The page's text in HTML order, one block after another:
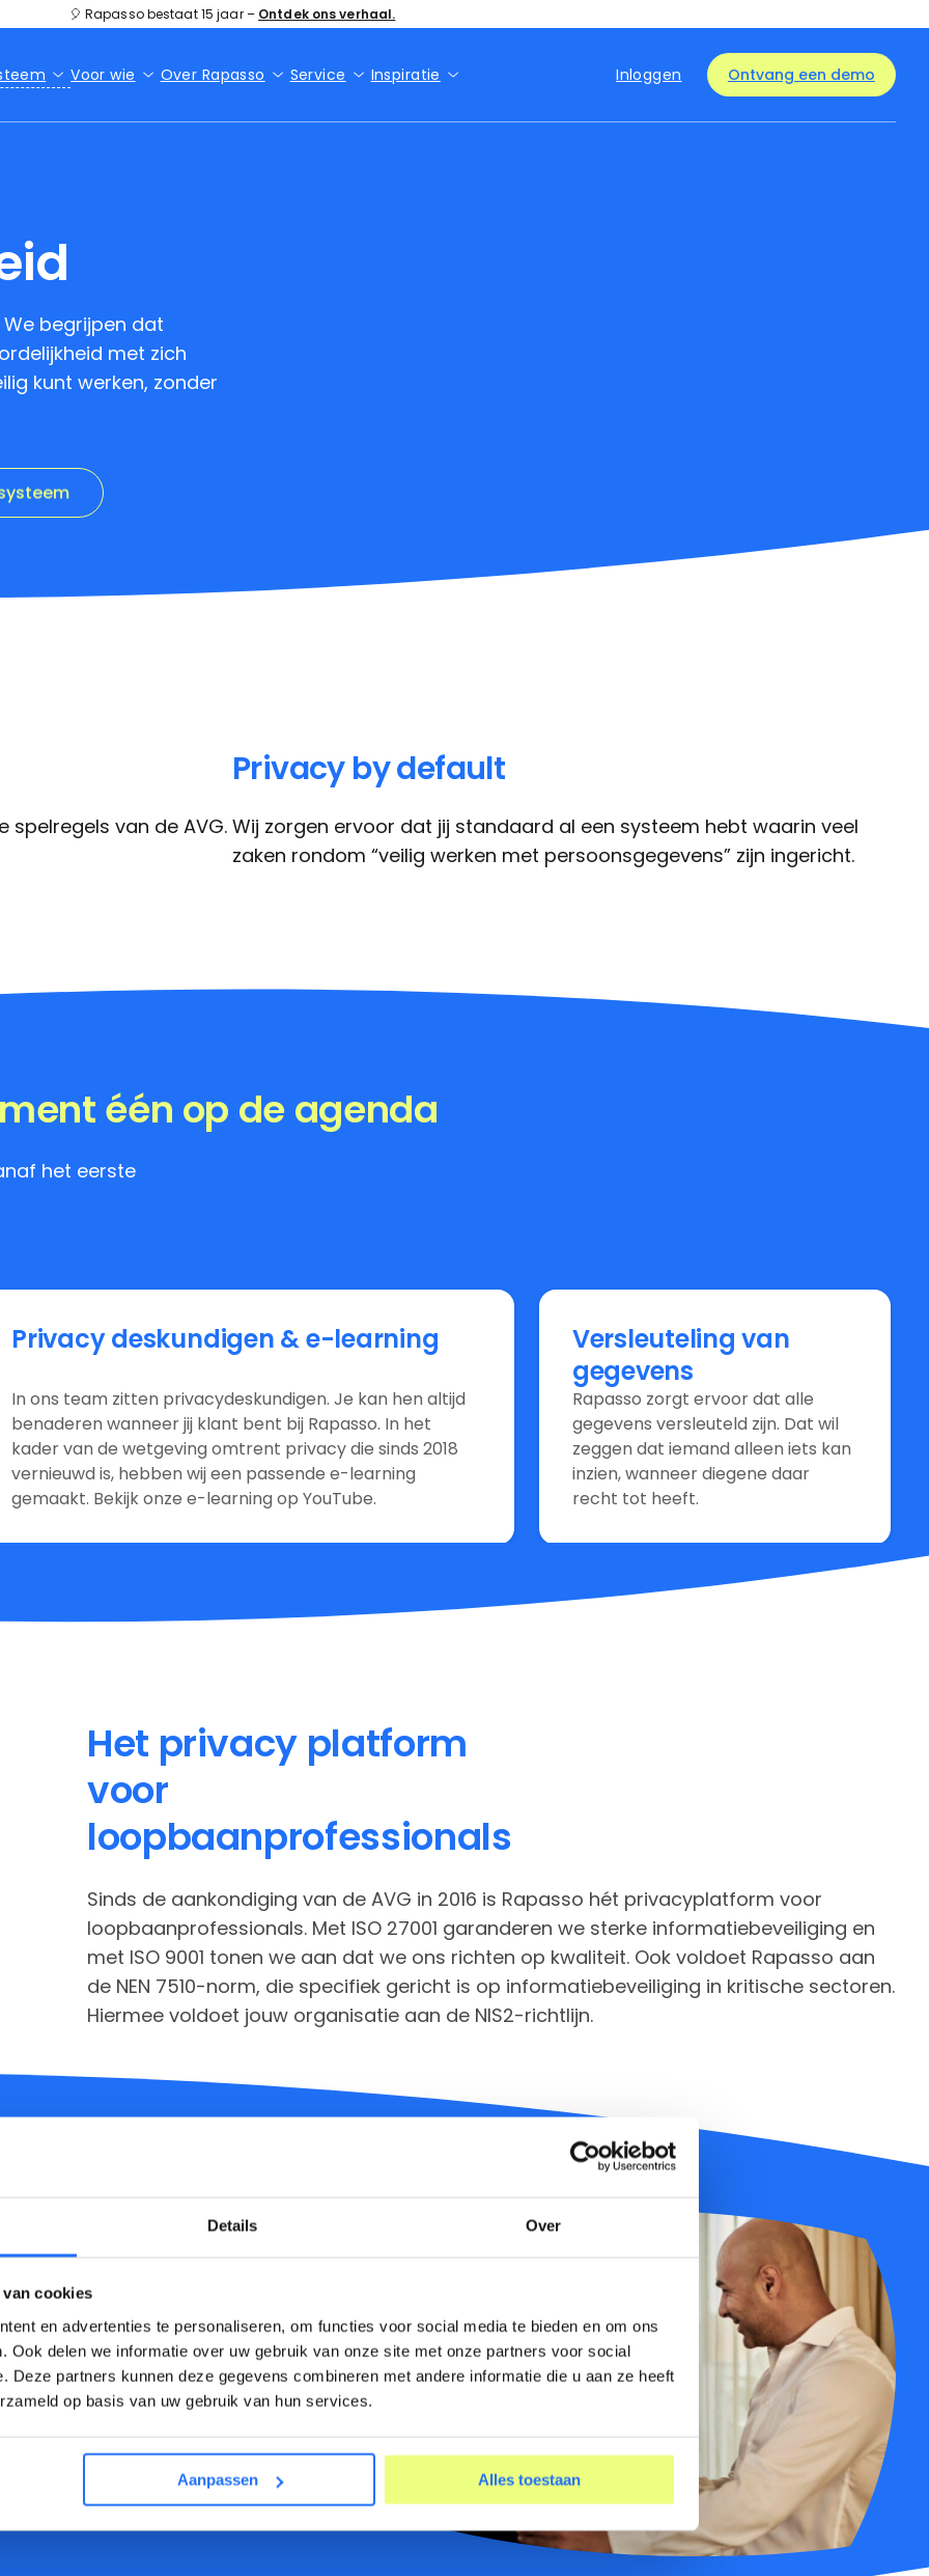
Details Over
cookies
en advertenties te personaliseren, om functies voor social media te bieden en om ons
Ook delen we informatie over uw gebruik van onze site met onze partners voor social
Deze partners kunnen deze gegevens combineren met andere informatie die u aan ze heeft
op basis van uw gebruik van hun services.
Aanpassen Alles toestaan
🎈 Rapasso bestaat 15 jaar – Ontdek ons verhaal.
Voor wie Over Rapasso Service Inspiratie Inloggen Ontvang een demo
begrijpen dat
met zich
kunt werken, zonder
van de AVG.
Privacy by default
Wij zorgen ervoor dat jij standaard al een systeem hebt waarin veel
zaken rondom “veilig werken met persoonsgegevens” zijn ingericht.
één op de agenda
het eerste
Privacy deskundigen & e-learning
In ons team zitten privacydeskundigen. Je kan hen altijd
benaderen wanneer jij klant bent bij Rapasso. In het
kader van de wetgeving omtrent privacy die sinds 2018
vernieuwd is, hebben wij een passende e-learning
gemaakt. Bekijk onze e-learning op YouTube.
Versleuteling van
gegevens
Rapasso zorgt ervoor dat alle
gegevens versleuteld zijn. Dat wil
zeggen dat iemand alleen iets kan
inzien, wanneer diegene daar
recht tot heeft.
Het privacy platform
voor
loopbaanprofessionals
Sinds de aankondiging van de AVG in 2016 is Rapasso hét privacyplatform voor
loopbaanprofessionals. Met ISO 27001 garanderen we sterke informatiebeveiliging en
met ISO 9001 tonen we aan dat we ons richten op kwaliteit. Ook voldoet Rapasso aan
de NEN 7510-norm, die specifiek gericht is op informatiebeveiliging in kritische sectoren.
Hiermee voldoet jouw organisatie aan de NIS2-richtlijn.
gedoe
of rapportages: Rapasso helpt je
Wij zorgen voor een solide
zorgen we ervoor dat jouw